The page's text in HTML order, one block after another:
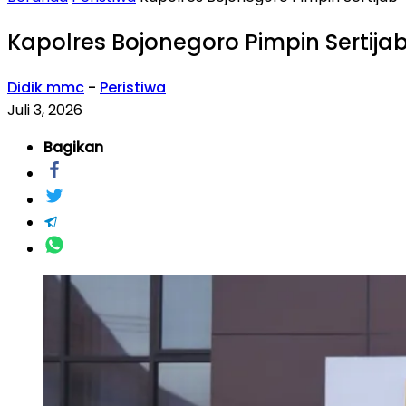
Kapolres Bojonegoro Pimpin
Didik mmc - Peristiwa
Juli 3, 2026
Bagikan